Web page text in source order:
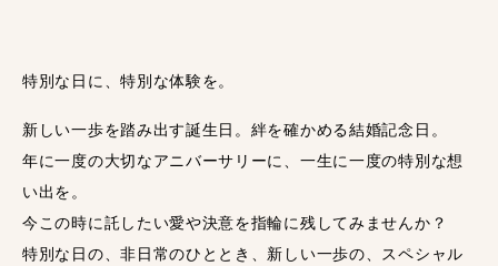
特別な日に、特別な体験を。
新しい一歩を踏み出す誕生日。絆を確かめる結婚記念日。
年に一度の大切なアニバーサリーに、一生に一度の特別な想
い出を。
今この時に託したい愛や決意を指輪に残してみませんか？
特別な日の、非日常のひととき、新しい一歩の、スペシャル